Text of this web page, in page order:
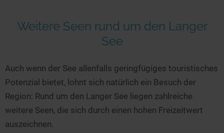
alle Länder…
Weitere Seen rund um den Langer
See
Auch wenn der See allenfalls geringfügiges touristisches
Potenzial bietet, lohnt sich natürlich ein Besuch der
Region: Rund um den Langer See liegen zahlreiche
weitere Seen, die sich durch einen hohen Freizeitwert
auszeichnen.